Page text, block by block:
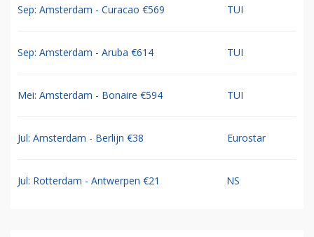
Sep: Amsterdam - Curacao €569 TUI
Sep: Amsterdam - Aruba €614 TUI
Mei: Amsterdam - Bonaire €594 TUI
Jul: Amsterdam - Berlijn €38 Eurostar
Jul: Rotterdam - Antwerpen €21 NS